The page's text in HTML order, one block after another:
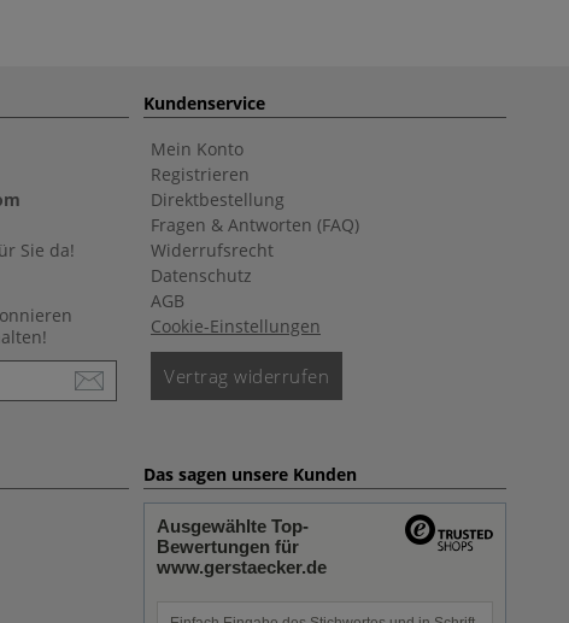
Sie da!
Kundenservice
Mein Konto
Registrieren
Direktbestellung
Fragen & Antworten (FAQ)
Widerrufsrecht
Datenschutz
AGB
Cookie-Einstellungen
Vertrag widerrufen
Das sagen unsere Kunden
Ausgewählte Top-
Bewertungen für
www.gerstaecker.de